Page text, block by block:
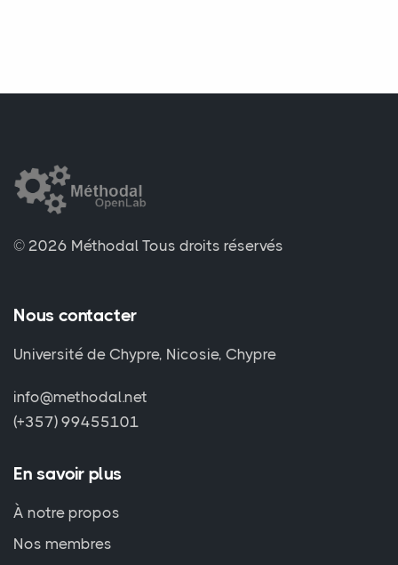
© 2026 Méthodal Tous droits réservés
Nous contacter
Université de Chypre, Nicosie, Chypre
info@methodal.net
(+357) 99455101
En savoir plus
À notre propos
Nos membres